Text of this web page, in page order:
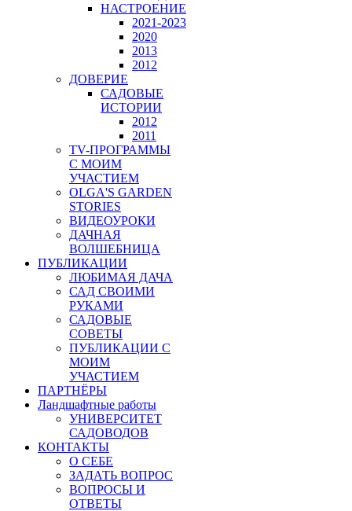
НАСТРОЕНИЕ
2021-2023
2020
2013
2012
ДОВЕРИЕ
САДОВЫЕ
ИСТОРИИ
2012
2011
TV-ПРОГРАММЫ
С МОИМ
УЧАСТИЕМ
OLGA'S GARDEN
STORIES
ВИДЕОУРОКИ
ДАЧНАЯ
ВОЛШЕБНИЦА
ПУБЛИКАЦИИ
ЛЮБИМАЯ ДАЧА
САД СВОИМИ
РУКАМИ
САДОВЫЕ
СОВЕТЫ
ПУБЛИКАЦИИ С
МОИМ
УЧАСТИЕМ
ПАРТНЁРЫ
Ландшафтные работы
УНИВЕРСИТЕТ
САДОВОДОВ
КОНТАКТЫ
О СЕБЕ
ЗАДАТЬ ВОПРОС
ВОПРОСЫ И
ОТВЕТЫ